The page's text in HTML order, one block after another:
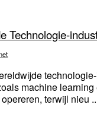
Technologie-
machine
terwijl nieu